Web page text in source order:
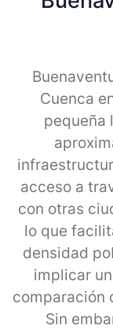
Cuenca
pequeña
acceso a
con otras
lo que
densidad
implicar
comparación
Sin